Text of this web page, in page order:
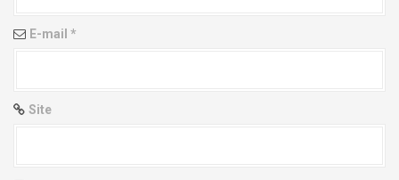
n E-mail *
Site